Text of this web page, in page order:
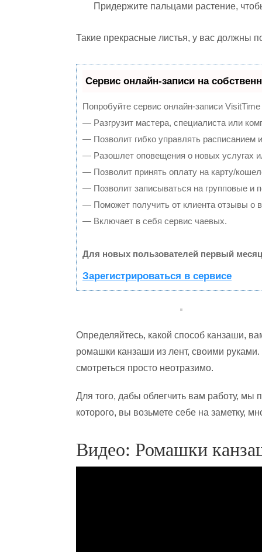
Придержите пальцами растение,
Такие прекрасные листья, у вас должны
Сервис онлайн-записи на
Попробуйте сервис онлайн-записи
— Разгрузит мастера, специалиста или
— Позволит гибко управлять расписанием и
— Разошлет оповещения о новых услугах
— Позволит принять оплату на карту/
— Позволит записываться на групповые и
— Поможет получить от клиента отзывы о
— Включает в себя сервис чаевых.
Для новых пользователей первый
Зарегистрироваться в сервисе
Определяйтесь, какой способ канзаши,
ромашки канзаши из лент, своими
смотреться просто неотразимо.
Для того, дабы облегчить вам работу, мы
которого, вы возьмете себе на заметку,
Видео: Ромашки